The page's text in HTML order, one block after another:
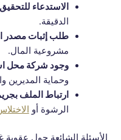
الاستدعاء
الدقيقة.
طلب إثبات مصدر
مشروعية المال.
وجود شركة محل
وحماية المديرين
ارتباط الملف
الرشوة أو
الأسئلة الشائعة حول عقوبة